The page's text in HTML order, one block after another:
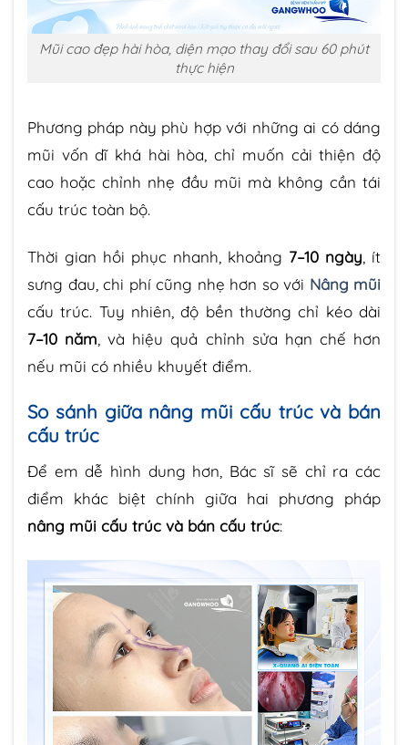
Mũi cao đẹp hài hòa, diện mạo thay đổi sau 60 phút
thực hiện
Phương pháp này phù hợp với những ai có dáng
mũi vốn dĩ khá hài hòa, chỉ muốn cải thiện độ
cao hoặc chỉnh nhẹ đầu mũi mà không cần tái
cấu trúc toàn bộ.
Thời gian hồi phục nhanh, khoảng 7–10 ngày, ít
sưng đau, chi phí cũng nhẹ hơn so với Nâng mũi
cấu trúc. Tuy nhiên, độ bền thường chỉ kéo dài
7–10 năm, và hiệu quả chỉnh sửa hạn chế hơn
nếu mũi có nhiều khuyết điểm.
So sánh giữa nâng mũi cấu trúc và bán
cấu trúc
Để em dễ hình dung hơn, Bác sĩ sẽ chỉ ra các
điểm khác biệt chính giữa hai phương pháp
nâng mũi cấu trúc và bán cấu trúc: